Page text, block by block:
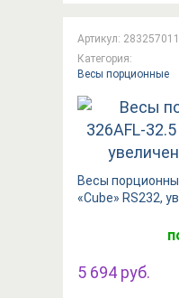
Артикул:
Категория:
Весы порционные
Весы
«Cube» RS232,
5 694 руб.